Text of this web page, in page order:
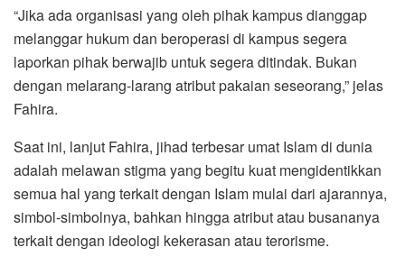
“Jika ada organisasi yang oleh pihak kampus dianggap
melanggar hukum dan beroperasi di kampus segera
laporkan pihak berwajib untuk segera ditindak. Bukan
dengan melarang-larang atribut pakaian seseorang,” jelas
Fahira.
Saat ini, lanjut Fahira, jihad terbesar umat Islam di dunia
adalah melawan stigma yang begitu kuat mengidentikkan
semua hal yang terkait dengan Islam mulai dari ajarannya,
simbol-simbolnya, bahkan hingga atribut atau busananya
terkait dengan ideologi kekerasan atau terorisme.